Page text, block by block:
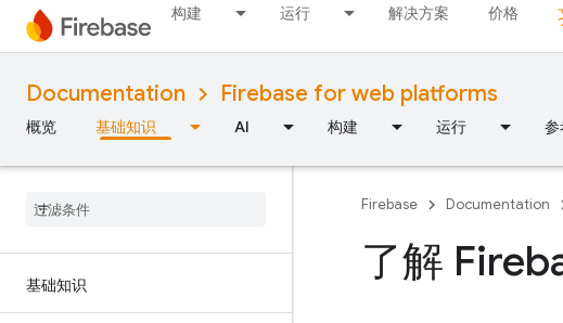
构建 运行 解决方案 价格
Documentation Firebase for web platforms
概览 基础知识 AI 构建 运行 参
基础知识
Firebase Documentation
了解